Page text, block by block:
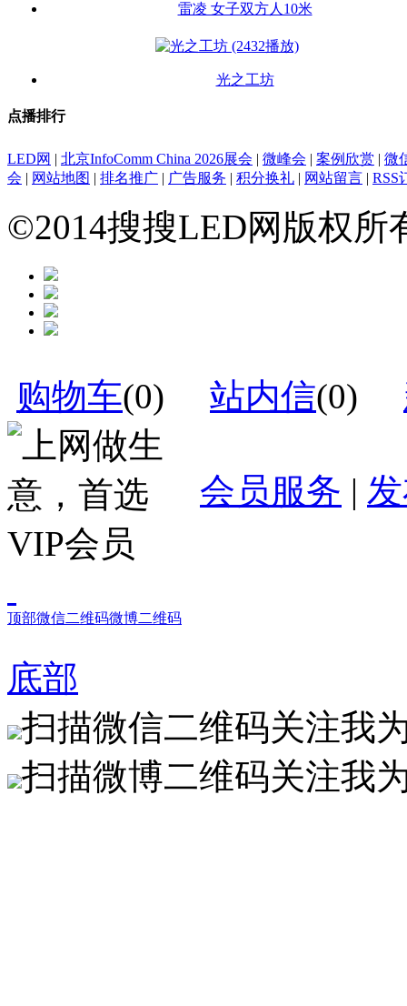
雷凌 女子双方人10米
光之工坊
点播排行
LED网 | 北京InfoComm China 2026展会 | 微峰会 | 案例欣赏 | 微
会 | 网站地图 | 排名推广 | 广告服务 | 积分换礼 | 网站留言 | RSS
©2014搜搜LED网版权
购物车(0) 站内信(0)
会员服务 |
顶部微信二维码微博二维码
底部
扫描微信二维码关注我
扫描微博二维码关注我